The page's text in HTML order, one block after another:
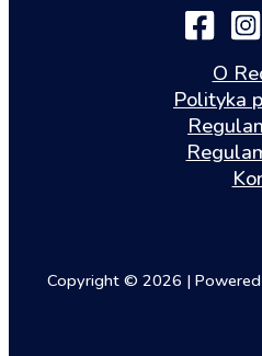
O
Polityka
Copyright © 2026 | Powered